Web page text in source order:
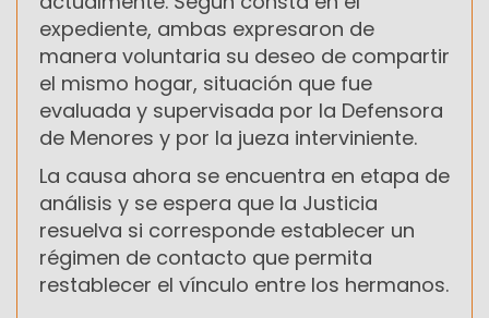
expediente, ambas expresaron de
manera voluntaria su deseo de compartir
el mismo hogar, situación que fue
evaluada y supervisada por la Defensora
de Menores y por la jueza interviniente.
La causa ahora se encuentra en etapa de
análisis y se espera que la Justicia
resuelva si corresponde establecer un
régimen de contacto que permita
restablecer el vínculo entre los hermanos.